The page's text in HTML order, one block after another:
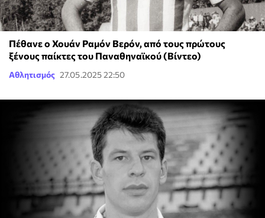
Πέθανε ο Χουάν Ραμόν Βερόν, από τους πρώτους
ξένους παίκτες του Παναθηναϊκού (Βίντεο)
Αθλητισμός 27.05.2025 22:50